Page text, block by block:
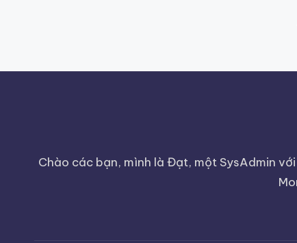
pagination
Chào các bạn, mình là Đạt, một SysAdmin